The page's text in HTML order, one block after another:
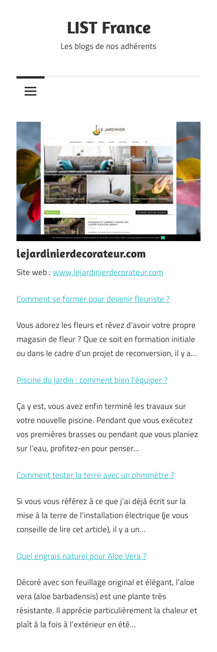
LIST France
Les blogs de nos adhérents
lejardinierdecorateur.com
Site web :www.lejardinierdecorateur.com
Comment se former pour devenir fleuriste ?
Vous adorez les fleurs et rêvez d’avoir votre propre
magasin de fleur ? Que ce soit en formation initiale
ou dans le cadre d’un projet de reconversion, il y a…
Piscine du jardin : comment bien l’équiper ?
Ça y est, vous avez enfin terminé les travaux sur
votre nouvelle piscine. Pendant que vous exécutez
vos premières brasses ou pendant que vous planiez
sur l’eau, profitez-en pour penser…
Comment tester la terre avec un ohmmètre ?
Si vous vous référez à ce que j’ai déjà écrit sur la
mise à la terre de l’installation électrique (je vous
conseille de lire cet article), il y a un…
Quel engrais naturel pour Aloe Vera ?
Décoré avec son feuillage original et élégant, l’aloe
vera (aloe barbadensis) est une plante très
résistante. Il apprécie particulièrement la chaleur et
plaît à la fois à l’extérieur en été…